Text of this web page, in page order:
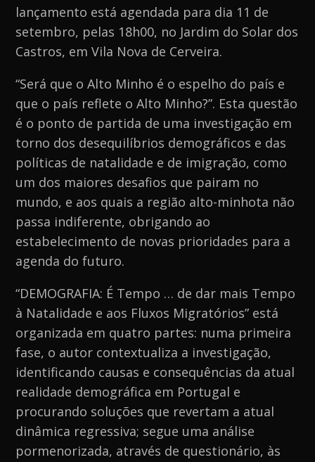
lançamento está agendada para dia 11 de
setembro, pelas 18h00, no Jardim do Solar dos
Castros, em Vila Nova de Cerveira.
“Será que o Alto Minho é o espelho do país e
que o país reflete o Alto Minho?”. Esta questão
é o ponto de partida de uma investigação em
torno dos desequilíbrios demográficos e das
políticas de natalidade e de imigração, como
um dos maiores desafios que pairam no
mundo, e aos quais a região alto-minhota não
passa indiferente, obrigando ao
estabelecimento de novas prioridades para a
agenda do futuro.
“DEMOGRAFIA: É Tempo … de dar mais Tempo
à Natalidade e aos Fluxos Migratórios” está
organizada em quatro partes: numa primeira
fase, o autor contextualiza a investigação,
identificando causas e consequências da atual
realidade demográfica em Portugal e
procurando soluções que revertam a atual
dinâmica regressiva; segue uma análise
pormenorizada, através de questionário, às